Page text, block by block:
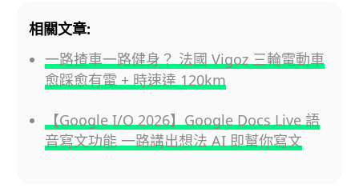
相關文章:
一路揸車一路健身？ 法國 Vigoz 三輪電動車
愈踩愈有電 + 時速達 120km
【Google I/O 2026】Google Docs Live 語
音寫文功能 一路講出想法 AI 即幫你寫文